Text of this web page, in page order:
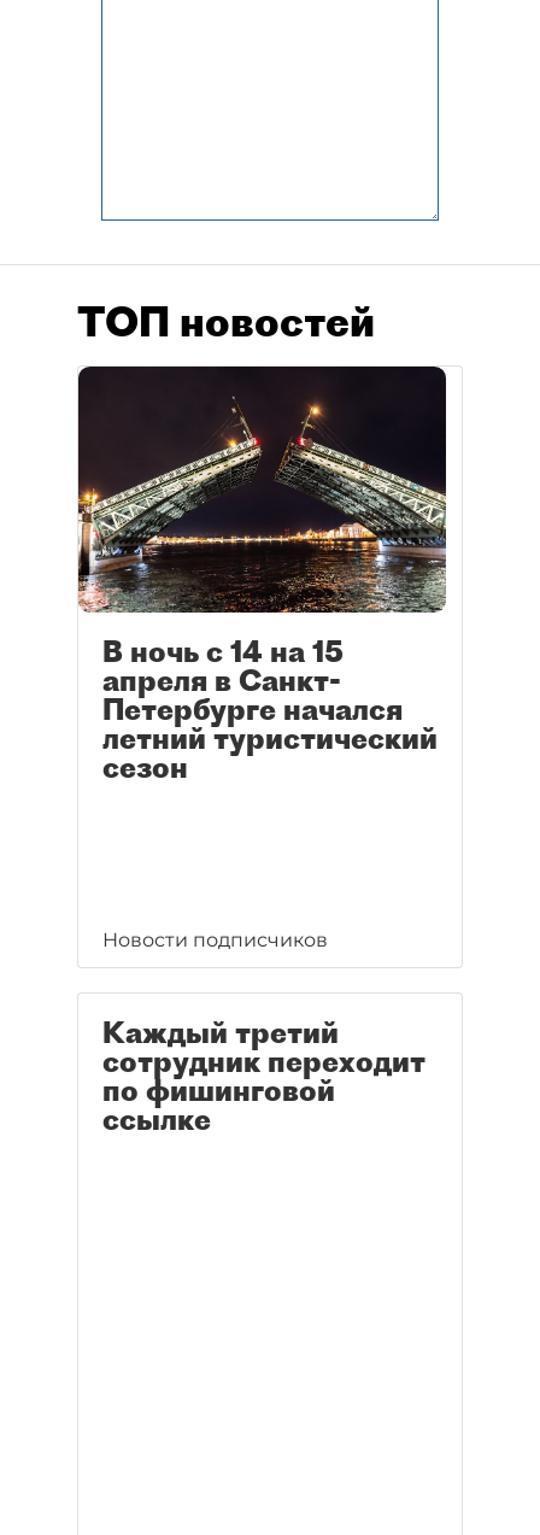
ТОП новостей
В ночь с 14 на 15
апреля в Санкт-
Петербурге начался
летний туристический
сезон
Новости подписчиков
Каждый третий
сотрудник переходит
по фишинговой
ссылке